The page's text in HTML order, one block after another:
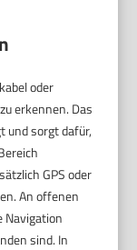
oder
erkennen. Das
und sorgt dafür,
GPS oder
An offenen
Navigation
sind. In